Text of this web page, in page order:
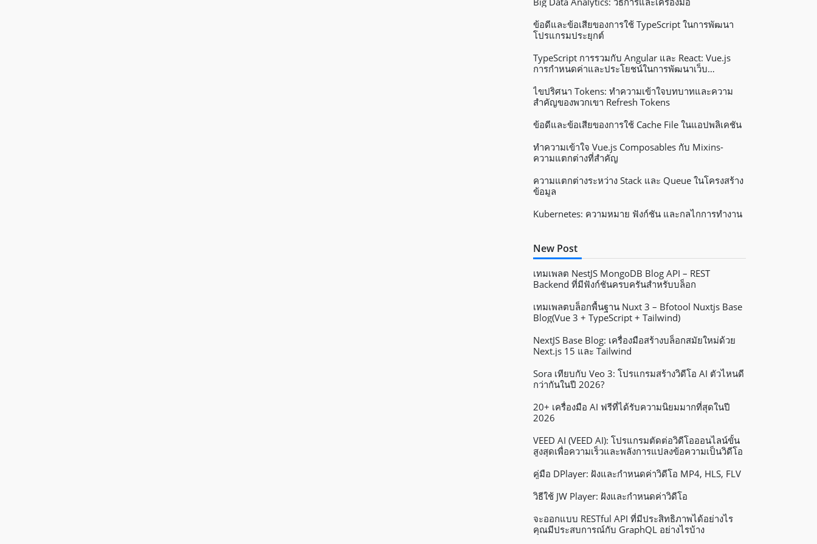
ข้อดีและข้อเสียของการใช้ TypeScript ในการพัฒนา
โปรแกรมประยุกต์
TypeScript การรวมกับ Angular และ React: Vue.js
การกำหนดค่าและประโยชน์ในการพัฒนาเว็บ
ไขปริศนา Tokens: ทำความเข้าใจบทบาทและความ
สำคัญของพวกเขา Refresh Tokens
ข้อดีและข้อเสียของการใช้ Cache File ในแอปพลิเคชัน
ทำความเข้าใจ Vue.js Composables กับ Mixins-
ความแตกต่างที่สำคัญ
ความแตกต่างระหว่าง Stack และ Queue ในโครงสร้าง
ข้อมูล
Kubernetes: ความหมาย ฟังก์ชัน และกลไกการทำงาน
New Post
เทมเพลต NestJS MongoDB Blog API – REST
Backend ที่มีฟังก์ชันครบครันสำหรับบล็อก
เทมเพลตบล็อกพื้นฐาน Nuxt 3 – Bfotool Nuxtjs Base
Blog(Vue 3 + TypeScript + Tailwind)
NextJS Base Blog: เครื่องมือสร้างบล็อกสมัยใหม่ด้วย
Next.js 15 และ Tailwind
Sora เทียบกับ Veo 3: โปรแกรมสร้างวิดีโอ AI ตัวไหนดี
กว่ากันในปี 2026?
20+ เครื่องมือ AI ฟรีที่ได้รับความนิยมมากที่สุดในปี
2026
VEED AI (VEED AI): โปรแกรมตัดต่อวิดีโอออนไลน์ขั้น
สูงสุดเพื่อความเร็วและพลังการแปลงข้อความเป็นวิดีโอ
คู่มือ DPlayer: ฝังและกำหนดค่าวิดีโอ MP4, HLS, FLV
วิธีใช้ JW Player: ฝังและกำหนดค่าวิดีโอ
จะออกแบบ RESTful API ที่มีประสิทธิภาพได้อย่างไร
คุณมีประสบการณ์กับ GraphQL อย่างไรบ้าง